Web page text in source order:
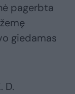
pagerbta
giedamas
D.